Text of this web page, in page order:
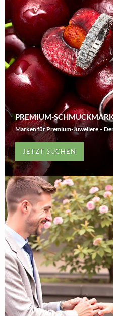
PREMIUM-
Marken für Premium-Juweliere –
JETZT SUCHEN